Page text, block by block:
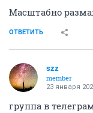
Масштабно
ОТВЕТИТЬ
szz
member
23 января
группа в